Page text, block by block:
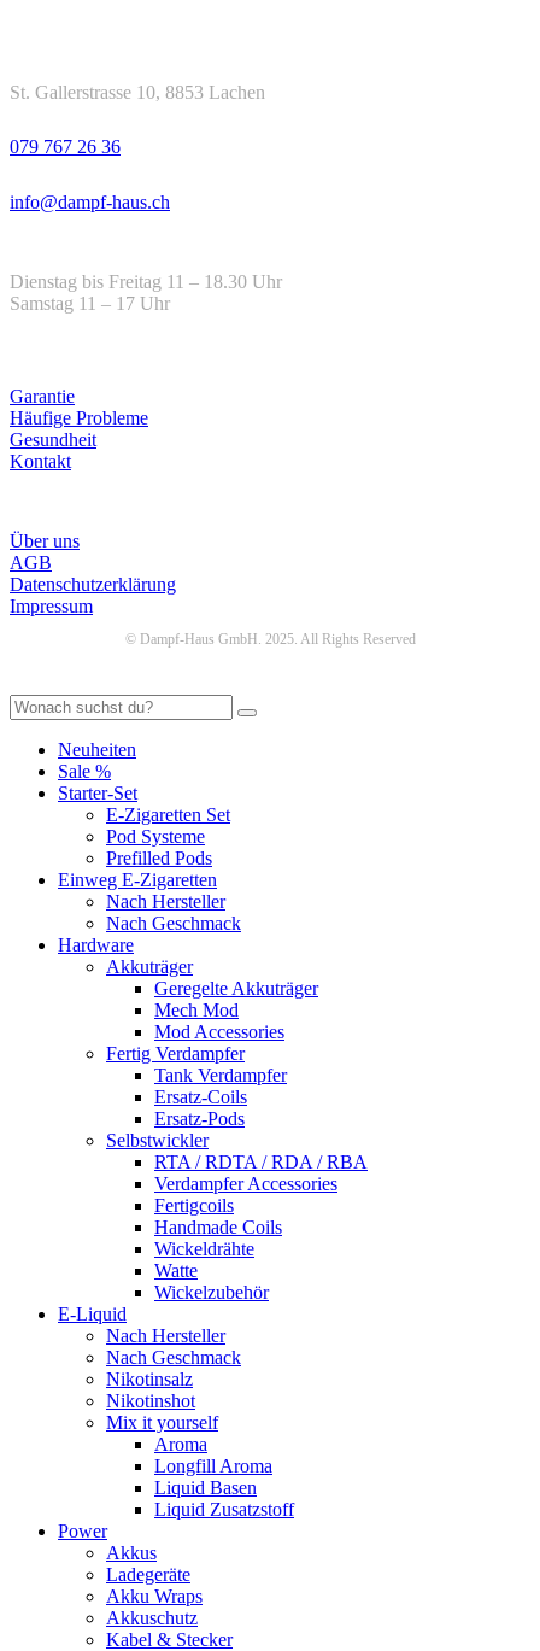
St. Gallerstrasse 10, 8853 Lachen
079 767 26 36
info@dampf-haus.ch
Dienstag bis Freitag 11 – 18.30 Uhr
Samstag 11 – 17 Uhr
Garantie
Häufige Probleme
Gesundheit
Kontakt
Über uns
AGB
Datenschutzerklärung
Impressum
© Dampf-Haus GmbH. 2025. All Rights Reserved
Neuheiten
Sale %
Starter-Set
E-Zigaretten Set
Pod Systeme
Prefilled Pods
Einweg E-Zigaretten
Nach Hersteller
Nach Geschmack
Hardware
Akkuträger
Geregelte Akkuträger
Mech Mod
Mod Accessories
Fertig Verdampfer
Tank Verdampfer
Ersatz-Coils
Ersatz-Pods
Selbstwickler
RTA / RDTA / RDA / RBA
Verdampfer Accessories
Fertigcoils
Handmade Coils
Wickeldrähte
Watte
Wickelzubehör
E-Liquid
Nach Hersteller
Nach Geschmack
Nikotinsalz
Nikotinshot
Mix it yourself
Aroma
Longfill Aroma
Liquid Basen
Liquid Zusatzstoff
Power
Akkus
Ladegeräte
Akku Wraps
Akkuschutz
Kabel & Stecker